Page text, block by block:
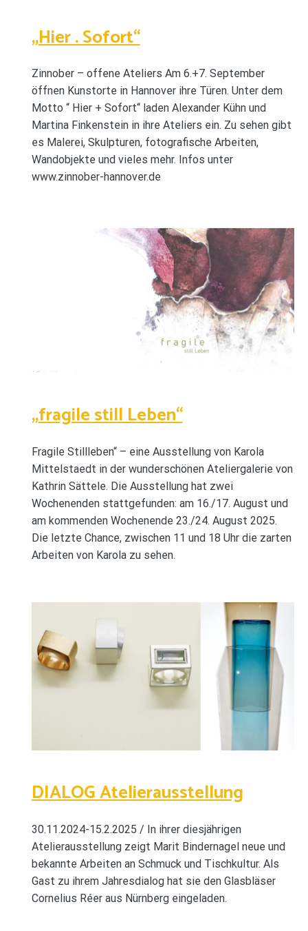
„Hier . Sofort“
Zinnober – offene Ateliers Am 6.+7. September
öffnen Kunstorte in Hannover ihre Türen. Unter dem
Motto “ Hier + Sofort“ laden Alexander Kühn und
Martina Finkenstein in ihre Ateliers ein. Zu sehen gibt
es Malerei, Skulpturen, fotografische Arbeiten,
Wandobjekte und vieles mehr. Infos unter
www.zinnober-hannover.de
„fragile still Leben“
Fragile Stillleben“ – eine Ausstellung von Karola
Mittelstaedt in der wunderschönen Ateliergalerie von
Kathrin Sättele. Die Ausstellung hat zwei
Wochenenden stattgefunden: am 16./17. August und
am kommenden Wochenende 23./24. August 2025.
Die letzte Chance, zwischen 11 und 18 Uhr die zarten
Arbeiten von Karola zu sehen.
DIALOG Atelierausstellung
30.11.2024-15.2.2025 / In ihrer diesjährigen
Atelierausstellung zeigt Marit Bindernagel neue und
bekannte Arbeiten an Schmuck und Tischkultur. Als
Gast zu ihrem Jahresdialog hat sie den Glasbläser
Cornelius Réer aus Nürnberg eingeladen.